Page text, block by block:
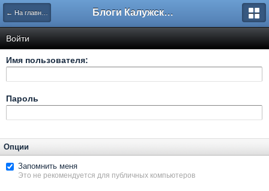
← На главную Блоги Калужского перекрестка
Войти
Имя пользователя:
Пароль
Опции
Запомнить меня
Это не рекомендуется для публичных компьютеров